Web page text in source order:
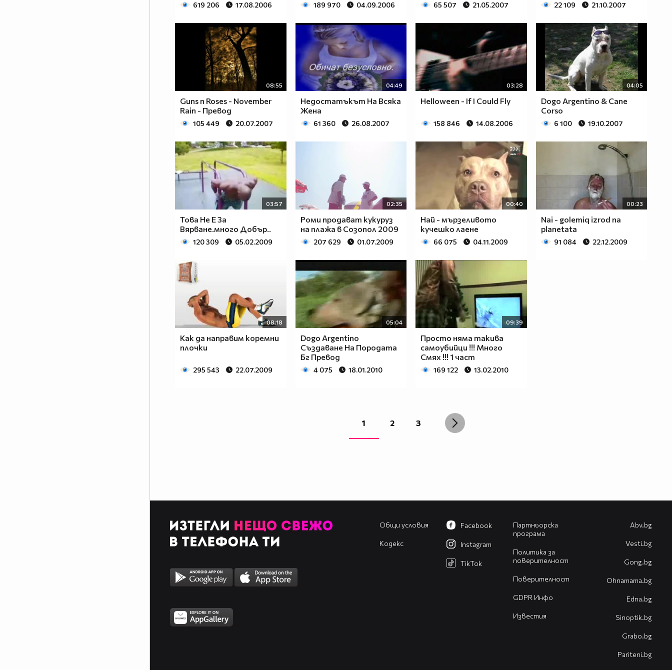
619 206 17.08.2006 189 970 04.09.2006 65 507 21.05.2007 22 109 21.10.2007
08:55
Guns n Roses - November
Rain - Превод
105 449 20.07.2007
04:49
Недостатъкът На Всяка
Жена
61 360 26.08.2007
03:28
Helloween - If I Could Fly
158 846 14.08.2006
04:05
Dogo Argentino & Cane
Corso
6 100 19.10.2007
03:57
Това Не Е За
Вярване.много Добър..
120 309 05.02.2009
02:35
Роми продават кукуруз
на плажа в Созопол 2009
207 629 01.07.2009
00:40
Най - мързеливото
кучешко лаене
66 075 04.11.2009
00:23
Nai - golemiq izrod na
planetata
91 084 22.12.2009
08:18
Как да направим коремни
плочки
295 543 22.07.2009
05:04
Dogo Argentino
Създаване На Породата
Бг Превод
4 075 18.01.2010
09:39
Просто няма такива
самоубийци !!! Много
Смях !!! 1 част
169 122 13.02.2010
1 2 3
Общи условия
Кодекс
Партньорска
програма
Политика за
поверителност
Поверителност
GDPR Инфо
Известия
Facebook
Instagram
TikTok
Abv.bg
Vesti.bg
Gong.bg
Оhnamama.bg
Edna.bg
Sinoptik.bg
Grabo.bg
Pariteni.bg